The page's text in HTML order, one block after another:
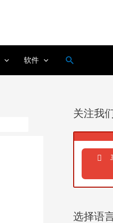
软件
搜
关注我
选择语